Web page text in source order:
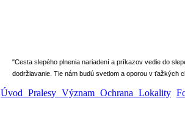
" Cesta slepého plnenia nariadení a príkazov vedie do
dodržiavanie. Tie nám budú svetlom a oporou v ťažkých
Úvod Pralesy Význam Ochrana Lokality